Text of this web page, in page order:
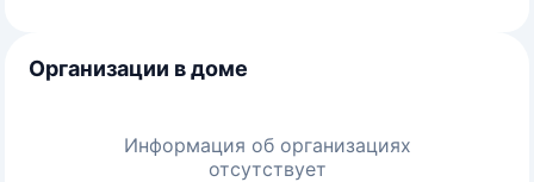
Организации в доме
Информация об организациях
отсутствует